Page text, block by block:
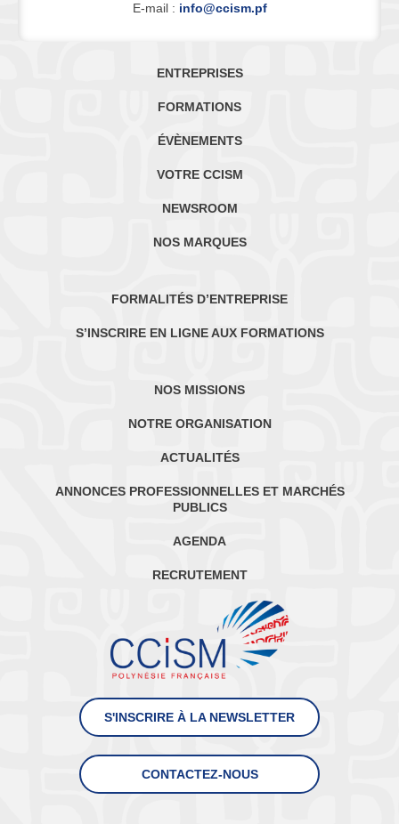
E-mail : info@ccism.pf
ENTREPRISES
FORMATIONS
ÉVÈNEMENTS
VOTRE CCISM
NEWSROOM
NOS MARQUES
FORMALITÉS D’ENTREPRISE
S’INSCRIRE EN LIGNE AUX FORMATIONS
NOS MISSIONS
NOTRE ORGANISATION
ACTUALITÉS
ANNONCES PROFESSIONNELLES ET MARCHÉS
PUBLICS
AGENDA
RECRUTEMENT
S'INSCRIRE À LA NEWSLETTER
CONTACTEZ-NOUS